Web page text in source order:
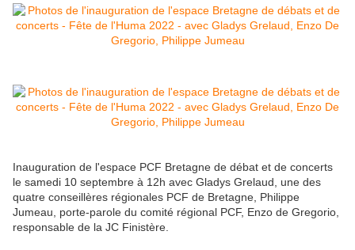
Inauguration de l'espace PCF Bretagne de débat et de concerts
le samedi 10 septembre à 12h avec Gladys Grelaud, une des
quatre conseillères régionales PCF de Bretagne, Philippe
Jumeau, porte-parole du comité régional PCF, Enzo de Gregorio,
responsable de la JC Finistère.